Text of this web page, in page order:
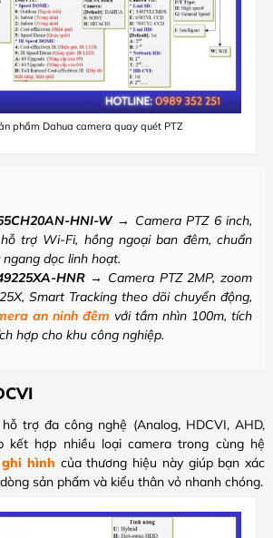
phẩm Dahua camera quay quét PTZ
HNI-W→ Camera PTZ 6 inch,
trợ Wi-Fi, hồng ngoại ban đêm, chuẩn
ngang dọc linh hoạt.
HNR→ Camera PTZ 2MP, zoom
Smart Tracking theo dõi chuyển động,
an ninh đêm với tầm nhìn 100m, tích
hợp cho khu công nghiệp.
trợ đa công nghệ (Analog, HDCVI, AHD,
kết hợp nhiều loại camera trong cùng hệ
hình của thương hiệu này giúp bạn xác
sản phẩm và kiểu thân vỏ nhanh chóng.